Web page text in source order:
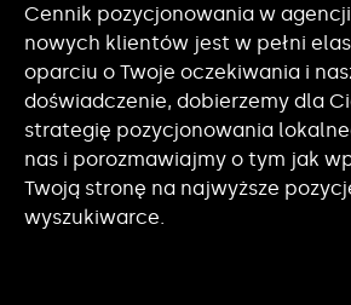
Cennik pozycjonowania w
nowych klientów jest w pełni
oparciu o Twoje oczekiwania i
doświadczenie, dobierzemy dla
strategię pozycjonowania
nas i porozmawiajmy o tym jak
Twoją stronę na najwyższe
wyszukiwarce.